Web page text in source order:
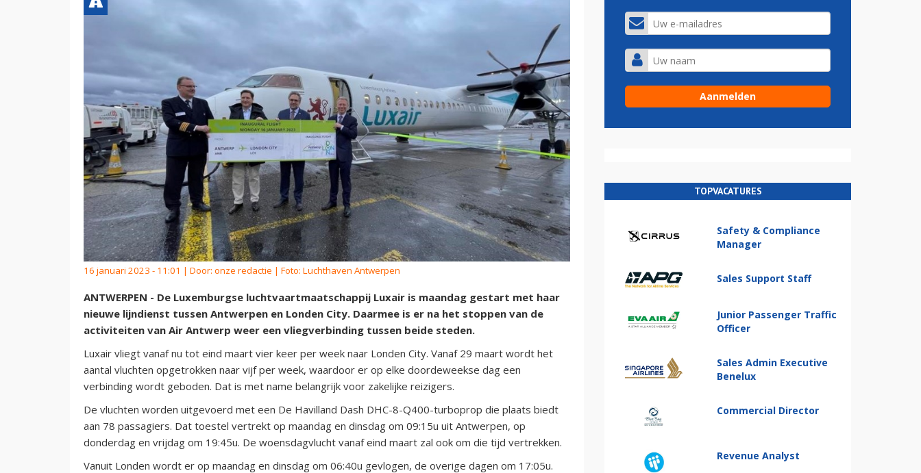
16 januari 2023 - 11:01 | Door: onze redactie | Foto: Luchthaven Antwerpen
ANTWERPEN - De Luxemburgse luchtvaartmaatschappij Luxair is maandag gestart met haar
nieuwe lijndienst tussen Antwerpen en Londen City. Daarmee is er na het stoppen van de
activiteiten van Air Antwerp weer een vliegverbinding tussen beide steden.
Luxair vliegt vanaf nu tot eind maart vier keer per week naar Londen City. Vanaf 29 maart wordt het
aantal vluchten opgetrokken naar vijf per week, waardoor er op elke doordeweekse dag een
verbinding wordt geboden. Dat is met name belangrijk voor zakelijke reizigers.
De vluchten worden uitgevoerd met een De Havilland Dash DHC-8-Q400-turboprop die plaats biedt
aan 78 passagiers. Dat toestel vertrekt op maandag en dinsdag om 09:15u uit Antwerpen, op
donderdag en vrijdag om 19:45u. De woensdagvlucht vanaf eind maart zal ook om die tijd vertrekken.
Vanuit Londen wordt er op maandag en dinsdag om 06:40u gevlogen, de overige dagen om 17:05u.
TOPVACATURES
Safety & Compliance
Manager
Sales Support Staff
Junior Passenger Traffic
Officer
Sales Admin Executive
Benelux
Commercial Director
Revenue Analyst